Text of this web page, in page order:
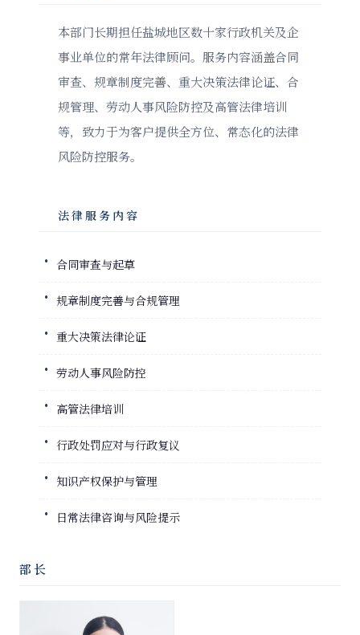
本部门长期担任盐城地区数十家行政机关及企
事业单位的常年法律顾问。服务内容涵盖合同
审查、规章制度完善、重大决策法律论证、合
规管理、劳动人事风险防控及高管法律培训
等，致力于为客户提供全方位、常态化的法律
风险防控服务。
法律服务内容
合同审查与起草
规章制度完善与合规管理
重大决策法律论证
劳动人事风险防控
高管法律培训
行政处罚应对与行政复议
知识产权保护与管理
日常法律咨询与风险提示
部长